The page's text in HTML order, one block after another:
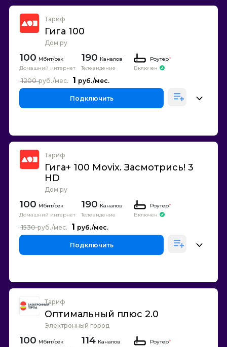
Тариф
Гига 100
Дом.ру
100
Домашний интернет
190 Каналов
Телевидение
Роутер*
Включен
1
1200
Подключить
Тариф
Гига+ 100 Movix. Засмотрись! 3
HD
Дом.ру
100
Домашний интернет
190 Каналов
Телевидение
Роутер*
Включен
1
1530
Подключить
Тариф
Оптимальный плюс 2.0
Электронный город
100 114 Каналов
Роутер*